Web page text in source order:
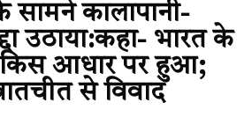
सामने कालापानी-
उठाया:कहा- भारत के
किस आधार पर हुआ;
से विवाद